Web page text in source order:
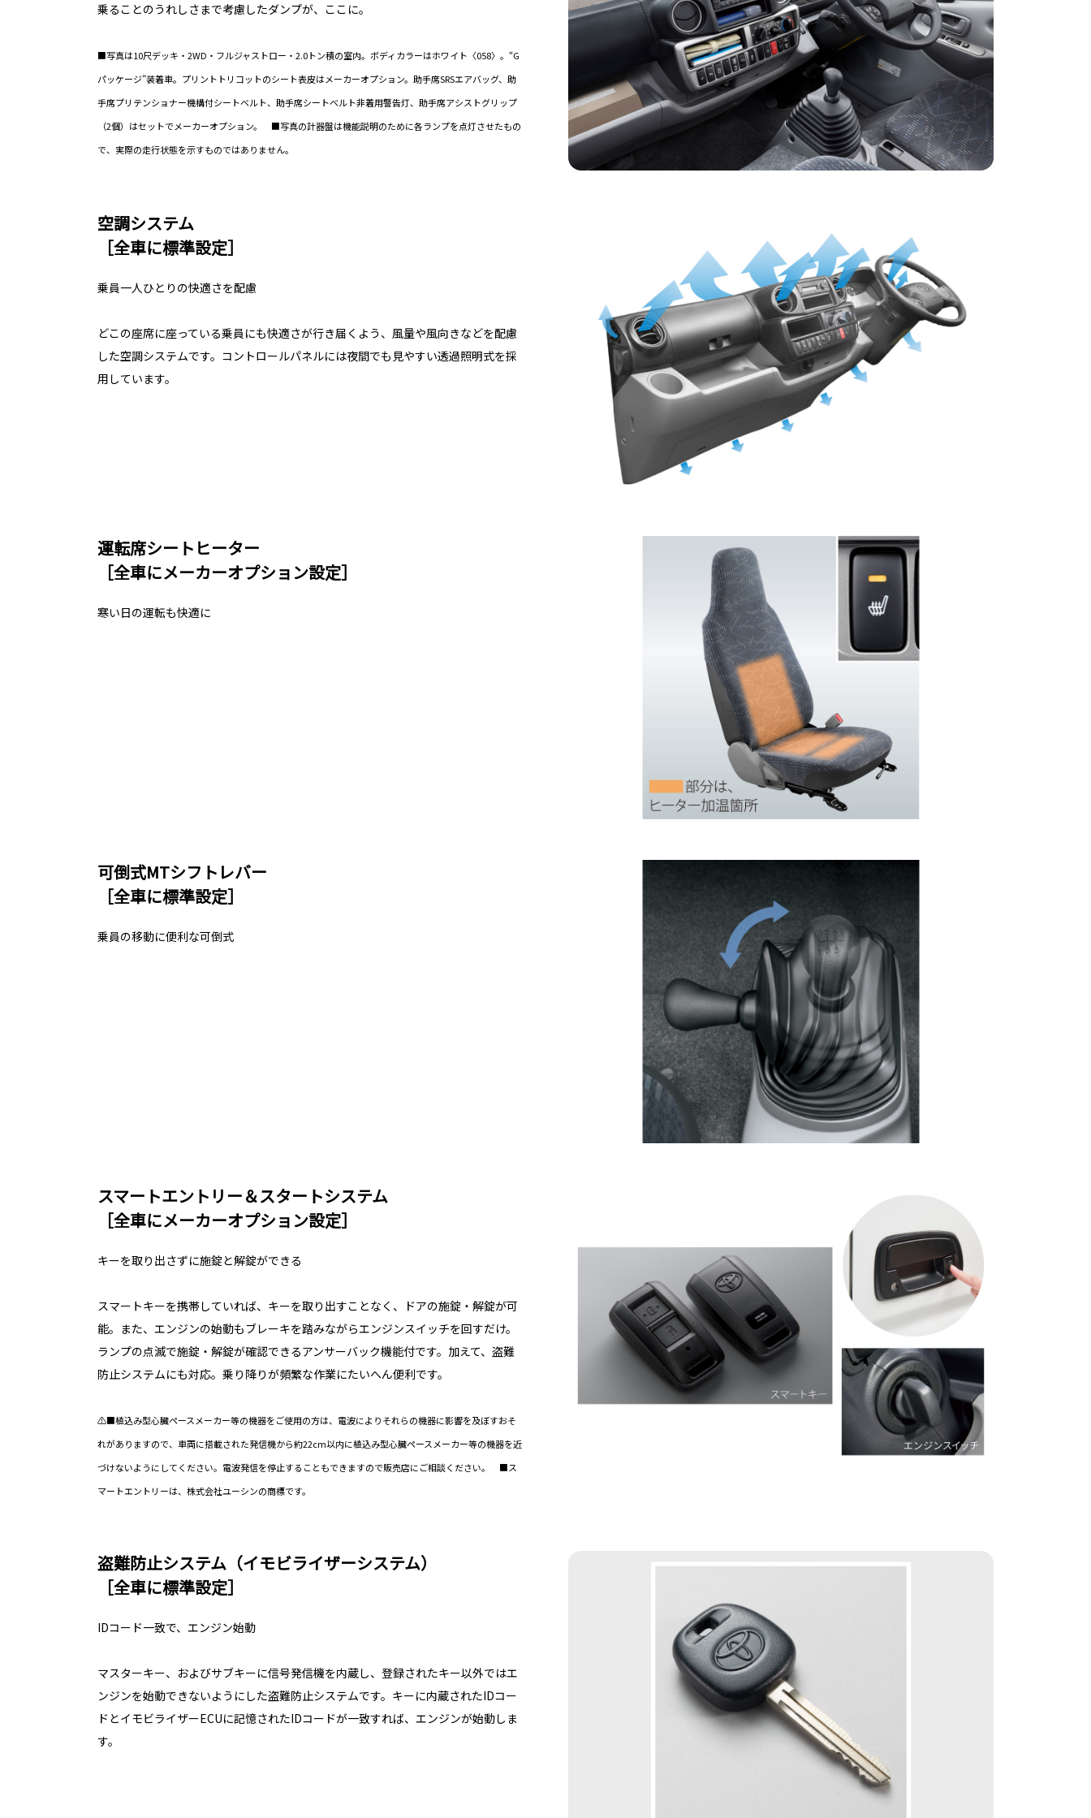
乗ることのうれしさまで考慮したダンプが、ここに。
■写真は10尺デッキ・2WD・フルジャストロー・2.0トン積の室内。ボディカラーはホワイト〈058〉。“G
パッケージ”装着車。プリントトリコットのシート表皮はメーカーオプション。助手席SRSエアバッグ、助
手席プリテンショナー機構付シートベルト、助手席シートベルト非着用警告灯、助手席アシストグリップ
（2個）はセットでメーカーオプション。 ■写真の計器盤は機能説明のために各ランプを点灯させたもの
で、実際の走行状態を示すものではありません。
空調システム
［全車に標準設定］
乗員一人ひとりの快適さを配慮
どこの座席に座っている乗員にも快適さが行き届くよう、風量や風向きなどを配慮
した空調システムです。コントロールパネルには夜間でも見やすい透過照明式を採
用しています。
運転席シートヒーター
［全車にメーカーオプション設定］
寒い日の運転も快適に
可倒式MTシフトレバー
［全車に標準設定］
乗員の移動に便利な可倒式
スマートエントリー＆スタートシステム
［全車にメーカーオプション設定］
キーを取り出さずに施錠と解錠ができる
スマートキーを携帯していれば、キーを取り出すことなく、ドアの施錠・解錠が可
能。また、エンジンの始動もブレーキを踏みながらエンジンスイッチを回すだけ。
ランプの点滅で施錠・解錠が確認できるアンサーバック機能付です。加えて、盗難
防止システムにも対応。乗り降りが頻繁な作業にたいへん便利です。
⚠■植込み型心臓ペースメーカー等の機器をご使用の方は、電波によりそれらの機器に影響を及ぼすおそ
れがありますので、車両に搭載された発信機から約22cm以内に植込み型心臓ペースメーカー等の機器を近
づけないようにしてください。電波発信を停止することもできますので販売店にご相談ください。 ■ス
マートエントリーは、株式会社ユーシンの商標です。
盗難防止システム（イモビライザーシステム）
［全車に標準設定］
IDコード一致で、エンジン始動
マスターキー、およびサブキーに信号発信機を内蔵し、登録されたキー以外ではエ
ンジンを始動できないようにした盗難防止システムです。キーに内蔵されたIDコー
ドとイモビライザーECUに記憶されたIDコードが一致すれば、エンジンが始動しま
す。